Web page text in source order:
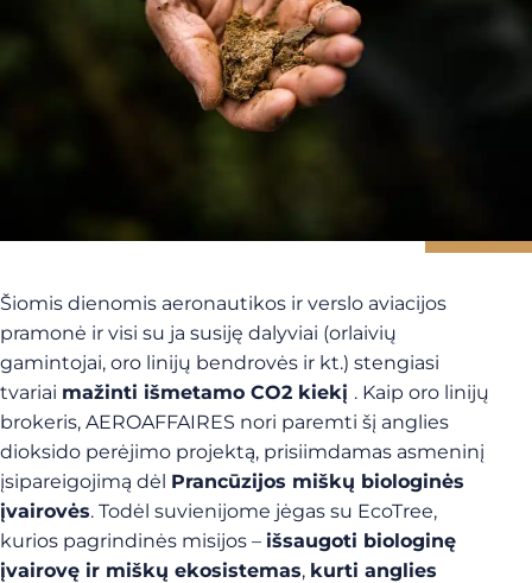
Šiomis dienomis aeronautikos ir verslo aviacijos
pramonė ir visi su ja susiję dalyviai (orlaivių
gamintojai, oro linijų bendrovės ir kt.) stengiasi
tvariai mažinti išmetamo CO2 kiekį . Kaip oro linijų
brokeris, AEROAFFAIRES nori paremti šį anglies
dioksido perėjimo projektą, prisiimdamas asmeninį
įsipareigojimą dėl Prancūzijos miškų biologinės
įvairovės. Todėl suvienijome jėgas su EcoTree,
kurios pagrindinės misijos – išsaugoti biologinę
įvairovę ir miškų ekosistemas, kurti anglies